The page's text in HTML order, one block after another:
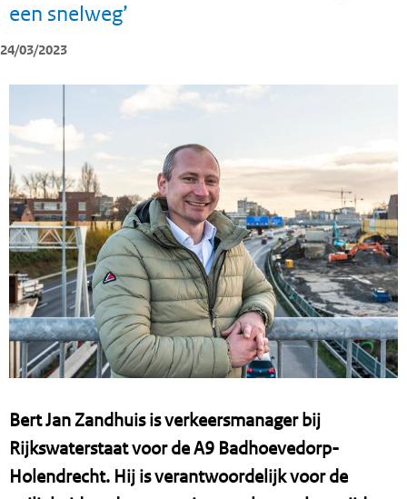
een snelweg’
24/03/2023
Bert Jan Zandhuis is verkeersmanager bij
Rijkswaterstaat voor de A9 Badhoevedorp-
Holendrecht. Hij is verantwoordelijk voor de